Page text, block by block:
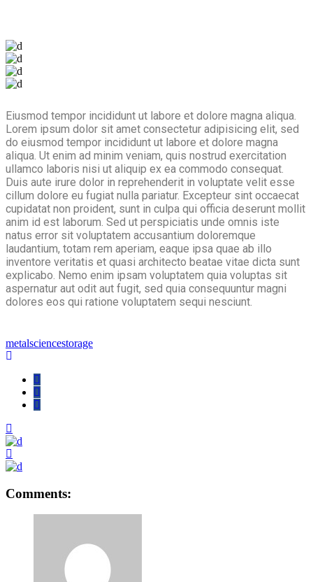
Eiusmod tempor incididunt ut labore et dolore magna aliqua.
Lorem ipsum dolor sit amet consectetur adipisicing elit, sed
do eiusmod tempor incididunt ut labore et dolore magna
aliqua. Ut enim ad minim veniam, quis nostrud exercitation
ullamco laboris nisi ut aliquip ex ea commodo consequat.
Duis aute irure dolor in reprehenderit in voluptate velit esse
cillum dolore eu fugiat nulla pariatur. Excepteur sint occaecat
cupidatat non proident, sunt in culpa qui officia deserunt mollit
anim id est laborum. Sed ut perspiciatis unde omnis iste
natus error sit voluptatem accusantium doloremque
laudantium, totam rem aperiam, eaque ipsa quae ab illo
inventore veritatis et quasi architecto beatae vitae dicta sunt
explicabo. Nemo enim ipsam voluptatem quia voluptas sit
aspernatur aut odit aut fugit, sed quia consequuntur magni
dolores eos qui ratione voluptatem sequi nesciunt.
metalsciencestorage
Comments: